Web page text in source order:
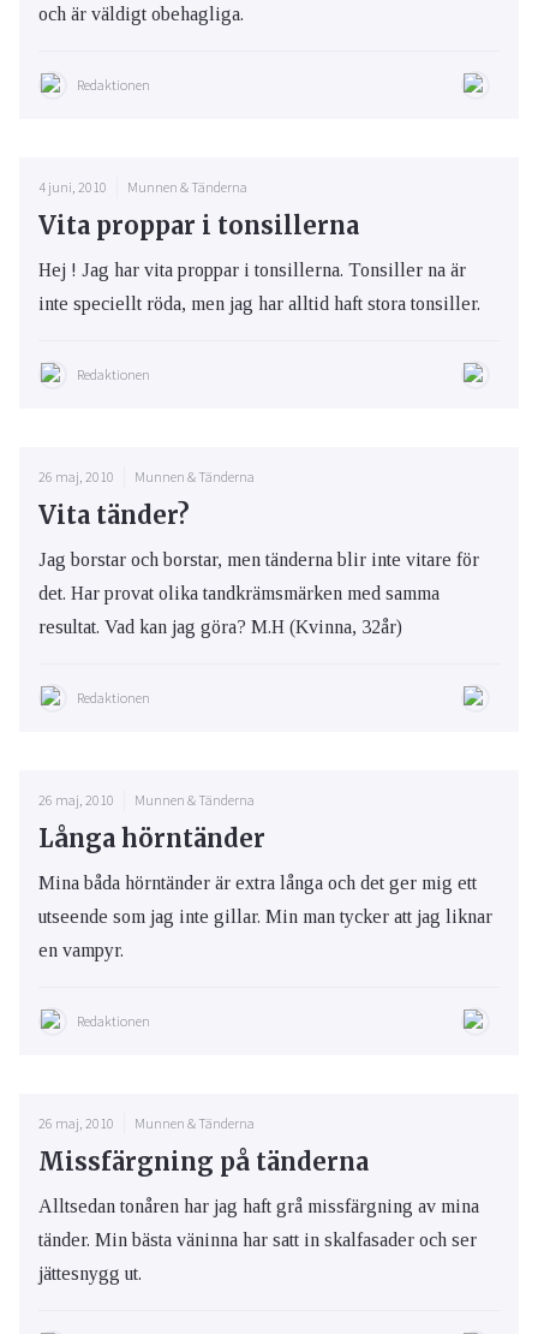
och är väldigt obehagliga.
Redaktionen
4 juni, 2010 Munnen & Tänderna
Vita proppar i tonsillerna
Hej ! Jag har vita proppar i tonsillerna. Tonsiller na är
inte speciellt röda, men jag har alltid haft stora tonsiller.
Redaktionen
26 maj, 2010 Munnen & Tänderna
Vita tänder?
Jag borstar och borstar, men tänderna blir inte vitare för
det. Har provat olika tandkrämsmärken med samma
resultat. Vad kan jag göra? M.H (Kvinna, 32år)
Redaktionen
26 maj, 2010 Munnen & Tänderna
Långa hörntänder
Mina båda hörntänder är extra långa och det ger mig ett
utseende som jag inte gillar. Min man tycker att jag liknar
en vampyr.
Redaktionen
26 maj, 2010 Munnen & Tänderna
Missfärgning på tänderna
Alltsedan tonåren har jag haft grå missfärgning av mina
tänder. Min bästa väninna har satt in skalfasader och ser
jättesnygg ut.